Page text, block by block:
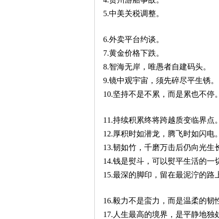
5.中美关税调整。
6.外卖平台约谈。
7.黄金价格下跌。
8.智海无岸，唯愚者自建码头。
9.镜中观宇宙，须先碎尽平生锈。
10.坚持不是不累，而是累也不停。
11.持续积累终将跨越质变临界点。
12.厚积时如潜龙，腾飞时如闪电。
13.韧如竹，千磨万击后仍向光生
14.钱是熨斗，可以熨平生活的一
15.最深的脚印，留在最泥泞的路
16.毅力不是蛮力，而是温柔的韧
17.人生最高的境界，是平静地独